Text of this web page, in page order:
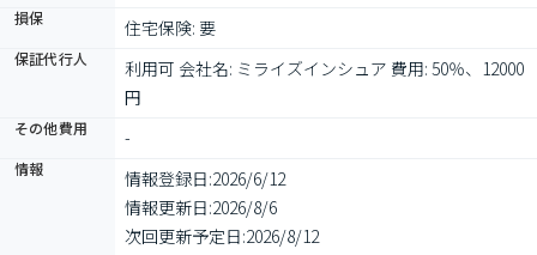
損保 住宅保険: 要
保証代行人
利用可 会社名: ミライズインシュア 費用: 50％、12000
円
その他費用 -
情報 情報登録日:2026/6/12
情報更新日:2026/8/6
次回更新予定日:2026/8/12